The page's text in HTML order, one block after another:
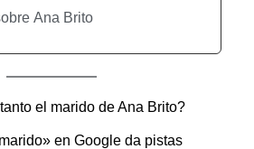
Ana Brito
el marido de Ana Brito?
en Google da pistas